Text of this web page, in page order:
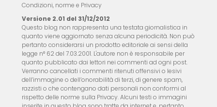
Condizioni, norme e Privacy
Versione 2.01 del 31/12/2012
Questo blog non rappresenta una testata giornalistica in
quanto viene aggiornato senza alcuna periodicità. Non può
pertanto considerarsi un prodotto editoriale ai sensi della
legge n° 62 del 7.03.2001. L'autore non è responsabile per
quanto pubblicato dai lettori nei commenti ad ogni post.
Verranno cancellati i commenti ritenuti offensivi o lesivi
dell’immagine o dell’onorabilità di terzi, di genere spam,
razzisti o che contengano dati personali non conformi al
rispetto delle norme sulla Privacy. Alcuni testi o immagini